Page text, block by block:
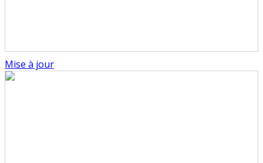
Mise à jour